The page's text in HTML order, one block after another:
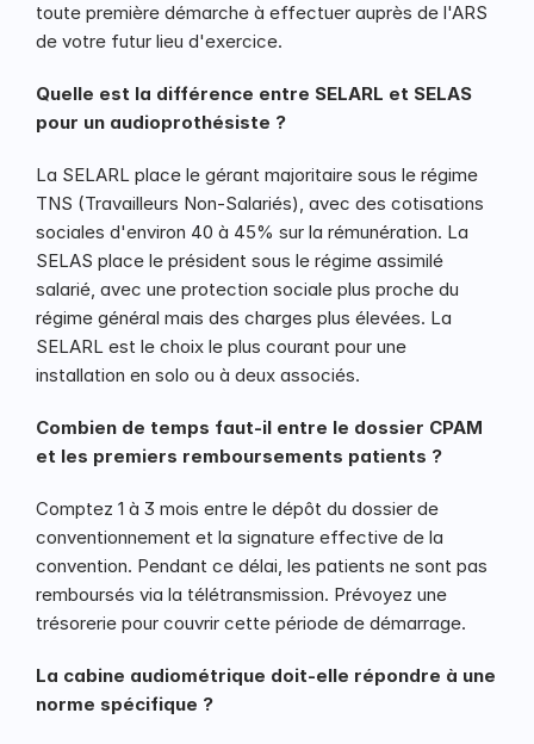
toute première démarche à effectuer auprès de l'ARS
de votre futur lieu d'exercice.
Quelle est la différence entre SELARL et SELAS
pour un audioprothésiste ?
La SELARL place le gérant majoritaire sous le régime
TNS (Travailleurs Non-Salariés), avec des cotisations
sociales d'environ 40 à 45% sur la rémunération. La
SELAS place le président sous le régime assimilé
salarié, avec une protection sociale plus proche du
régime général mais des charges plus élevées. La
SELARL est le choix le plus courant pour une
installation en solo ou à deux associés.
Combien de temps faut-il entre le dossier CPAM
et les premiers remboursements patients ?
Comptez 1 à 3 mois entre le dépôt du dossier de
conventionnement et la signature effective de la
convention. Pendant ce délai, les patients ne sont pas
remboursés via la télétransmission. Prévoyez une
trésorerie pour couvrir cette période de démarrage.
La cabine audiométrique doit-elle répondre à une
norme spécifique ?